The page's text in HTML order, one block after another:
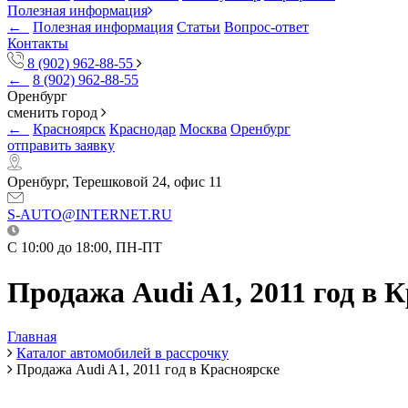
Полезная информация
←
Полезная информация Статьи Вопрос-ответ
Контакты
8 (902) 962-88-55
←
8 (902) 962-88-55
Оренбург
сменить город
←
Красноярск Краснодар Москва Оренбург
отправить заявку
Оренбург, Терешковой 24, офис 11
S-AUTO@INTERNET.RU
C 10:00 до 18:00, ПН-ПТ
Продажа Audi A1, 2011 год в
Главная
Каталог автомобилей в рассрочку
Продажа Audi A1, 2011 год в Красноярске